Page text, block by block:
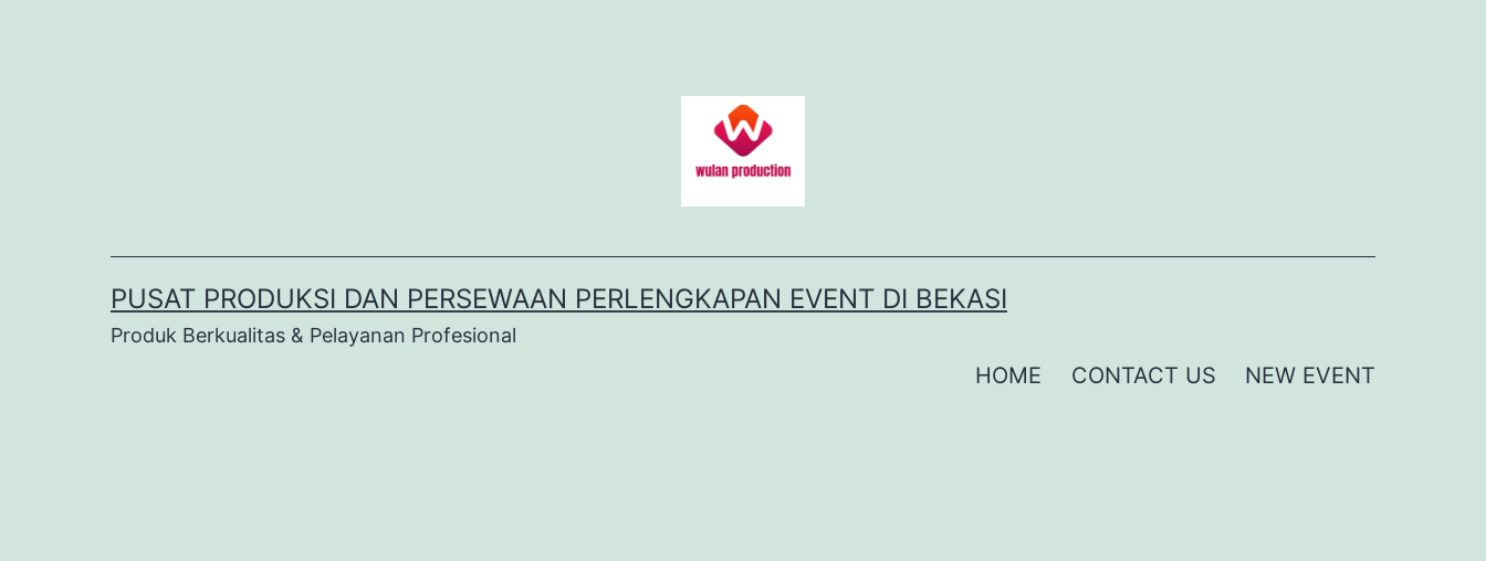
PUSAT PRODUKSI DAN PERSEWAAN PERLENGKAPAN EVENT DI BEKASI
Produk Berkualitas & Pelayanan Profesional
HOME CONTACT US NEW EVENT